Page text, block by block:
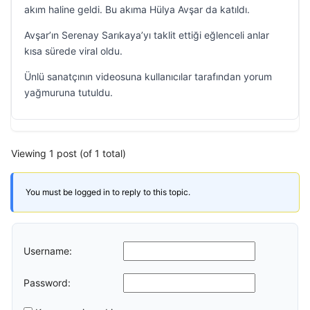
akım haline geldi. Bu akıma Hülya Avşar da katıldı.
Avşar’ın Serenay Sarıkaya’yı taklit ettiği eğlenceli anlar
kısa sürede viral oldu.
Ünlü sanatçının videosuna kullanıcılar tarafından yorum
yağmuruna tutuldu.
Viewing 1 post (of 1 total)
You must be logged in to reply to this topic.
Username:
Password: